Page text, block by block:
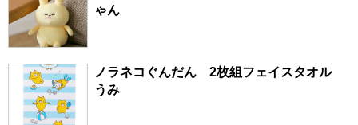
ゃん
ノラネコぐんだん 2枚組フェイスタオル
うみ